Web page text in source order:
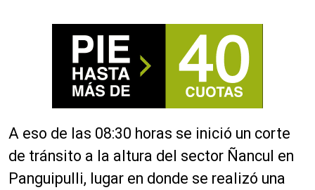
A eso de las 08:30 horas se inició un corte
de tránsito a la altura del sector Ñancul en
Panguipulli, lugar en donde se realizó una